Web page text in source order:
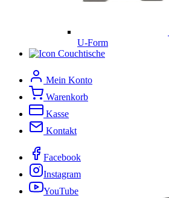
U-Form
Couchtische
Mein Konto
Warenkorb
Kasse
Kontakt
Facebook
Instagram
YouTube